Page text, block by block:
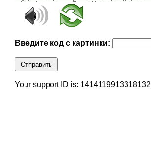
Введите код с картинки:
Отправить
Your support ID is: